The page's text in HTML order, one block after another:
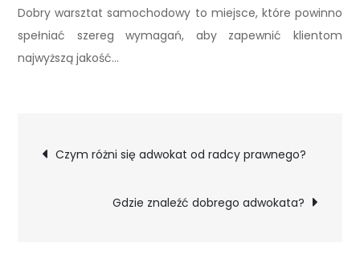
Dobry warsztat samochodowy to miejsce, które powinno
spełniać szereg wymagań, aby zapewnić klientom
najwyższą jakość…
Nawigacja
wpisu
Czym różni się adwokat od radcy prawnego?
Gdzie znaleźć dobrego adwokata?